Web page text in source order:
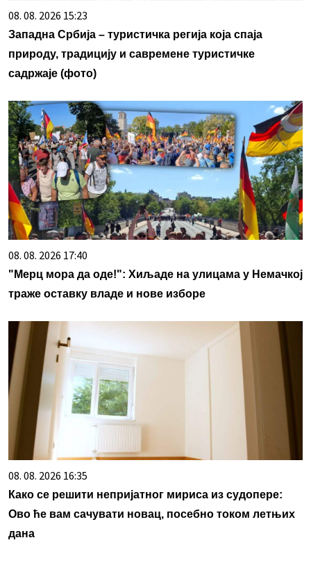
08. 08. 2026 15:23
Западна Србија – туристичка регија која спаја
природу, традицију и савремене туристичке
садржаје (фото)
08. 08. 2026 17:40
"Мерц мора да оде!": Хиљаде на улицама у Немачкој
траже оставку владе и нове изборе
08. 08. 2026 16:35
Како се решити непријатног мириса из судопере:
Ово ће вам сачувати новац, посебно током летњих
дана